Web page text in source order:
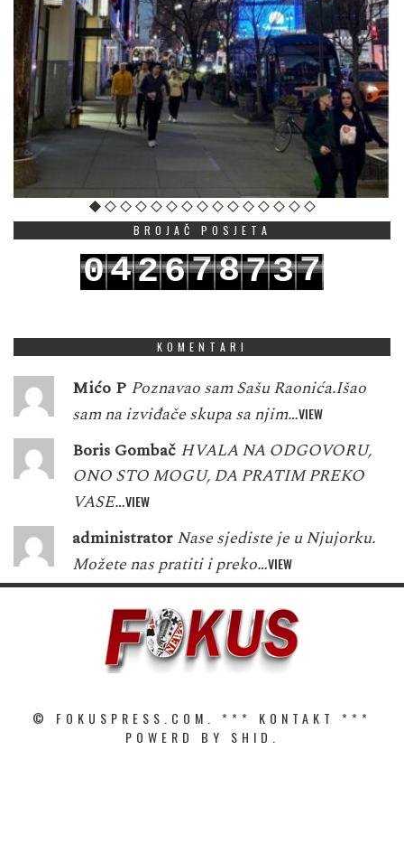
BROJAČ POSJETA
042678737
KOMENTARI
Mićo P Poznavao sam Sašu Raonića.Išao
sam na izviđače skupa sa njim…VIEW
Boris Gombač HVALA NA ODGOVORU,
ONO STO MOGU, DA PRATIM PREKO
VASE…VIEW
administrator Nase sjediste je u Njujorku.
Možete nas pratiti i preko…VIEW
© FOKUSPRESS.COM. *** KONTAKT
***
POWERD BY SHID.